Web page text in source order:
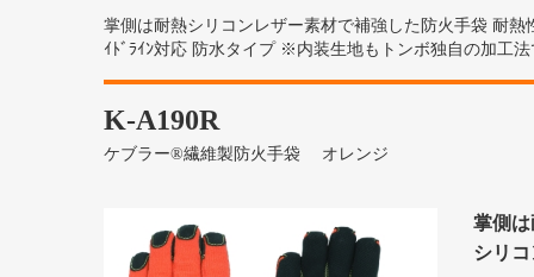
掌側は耐熱シリコンレザー素材で補強した防火手袋 耐
ｲﾄﾞﾗｲﾝ対応 防水タイプ ※内装生地もトンボ独自の加工
K-A190R
ケブラー®繊維製防火手袋 オレンジ
掌側
シリ